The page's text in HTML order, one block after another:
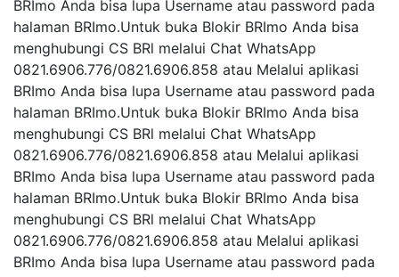
BRImo Anda bisa lupa Username atau password pada
halaman BRImo.Untuk buka Blokir BRImo Anda bisa
menghubungi CS BRl melalui Chat WhatsApp
0821.6906.776/0821.6906.858 atau Melalui aplikasi
BRImo Anda bisa lupa Username atau password pada
halaman BRImo.Untuk buka Blokir BRImo Anda bisa
menghubungi CS BRl melalui Chat WhatsApp
0821.6906.776/0821.6906.858 atau Melalui aplikasi
BRImo Anda bisa lupa Username atau password pada
halaman BRImo.Untuk buka Blokir BRImo Anda bisa
menghubungi CS BRl melalui Chat WhatsApp
0821.6906.776/0821.6906.858 atau Melalui aplikasi
BRImo Anda bisa lupa Username atau password pada